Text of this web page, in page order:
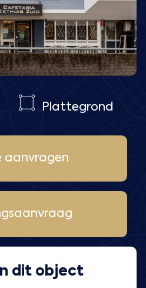
Plattegrond
aanvragen
dit object